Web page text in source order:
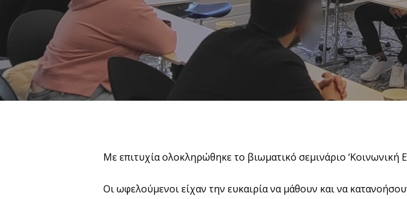
Με επιτυχία ολοκληρώθηκε το βιωματικό σεμινάριο ‘Κοινωνική
Οι ωφελούμενοι είχαν την ευκαιρία να μάθουν και να